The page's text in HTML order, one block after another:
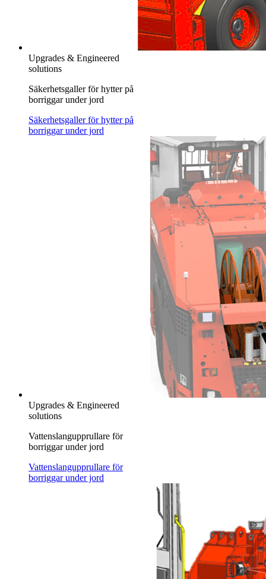
Upgrades & Engineered
solutions
Säkerhetsgaller för hytter på
borriggar under jord
Säkerhetsgaller för hytter på
borriggar under jord
Upgrades & Engineered
solutions
Vattenslangupprullare för
borriggar under jord
Vattenslangupprullare för
borriggar under jord